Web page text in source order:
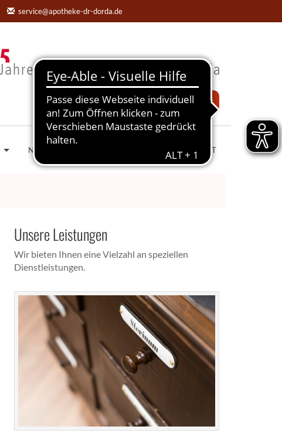
service@apotheke-dr-dorda.de
Notdienst
NOTDIENST LIVECHAT
Unsere Leistungen
Wir bieten Ihnen eine Vielzahl an speziellen
Dienstleistungen.